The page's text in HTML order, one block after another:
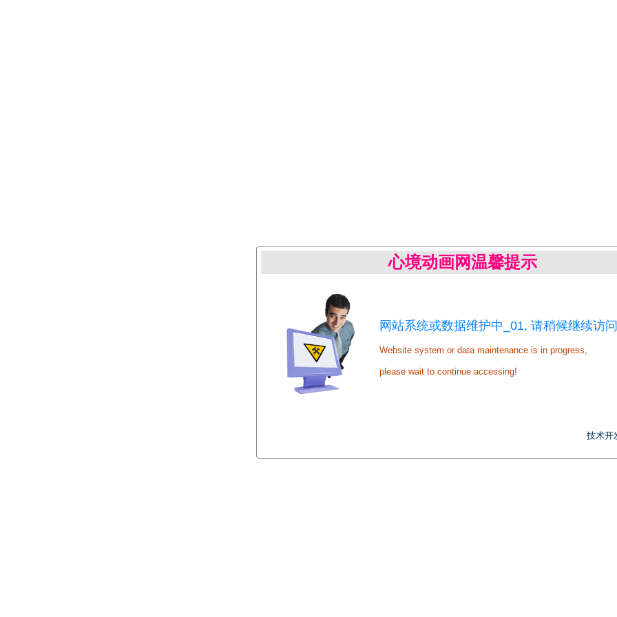
心境动画网温馨提示
网站系统或数据维护中_01, 请稍候继续访
Website system or data maintenance is in progress,
please wait to continue accessing!
技术开